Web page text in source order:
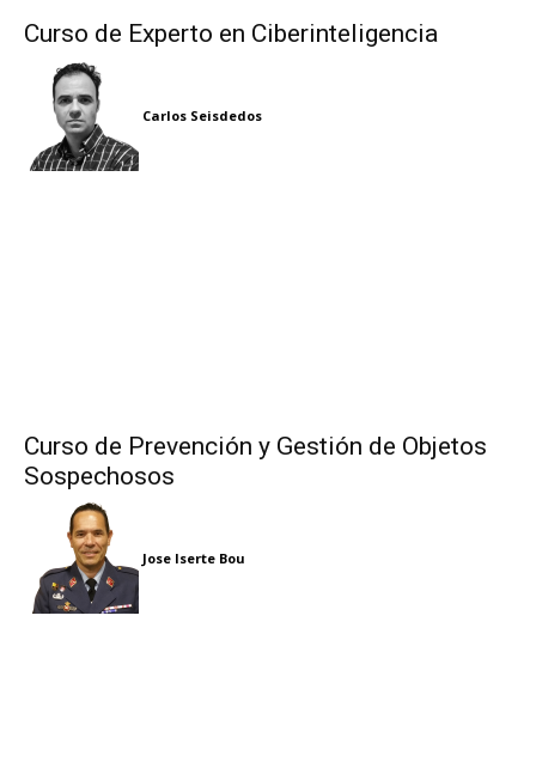
Curso de Experto en Ciberinteligencia
Carlos Seisdedos
Curso de Prevención y Gestión de Objetos
Sospechosos
Jose Iserte Bou